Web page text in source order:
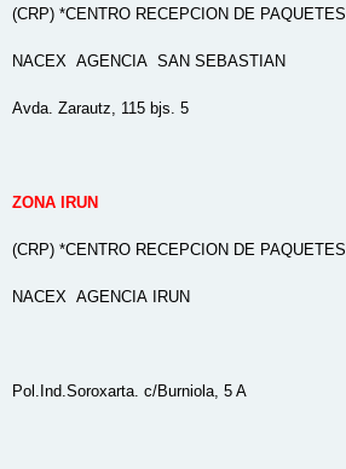
(CRP) *CENTRO RECEPCION DE PAQUETES
NACEX AGENCIA SAN SEBASTIAN
Avda. Zarautz, 115 bjs. 5
ZONA IRUN
(CRP) *CENTRO RECEPCION DE PAQUETES
NACEX AGENCIA IRUN
Pol.Ind.Soroxarta. c/Burniola, 5 A